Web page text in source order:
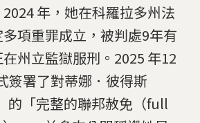
年，她在科羅拉多州法
項重罪成立，被判處9年有
州立監獄服刑。2025 年12
簽署了對蒂娜．彼得斯
的「完整的聯邦赦免（full